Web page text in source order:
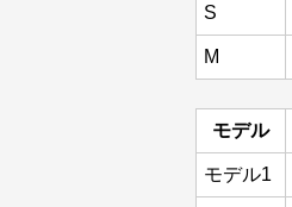
S
M
モデル
モデル1